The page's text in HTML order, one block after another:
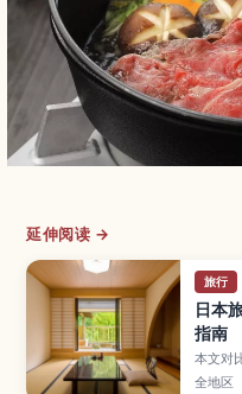
延伸阅读 →
旅行
日本
指南
本文对
宿规则
全地区